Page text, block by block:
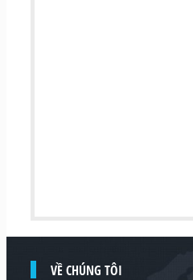
VỀ CHÚNG TÔI